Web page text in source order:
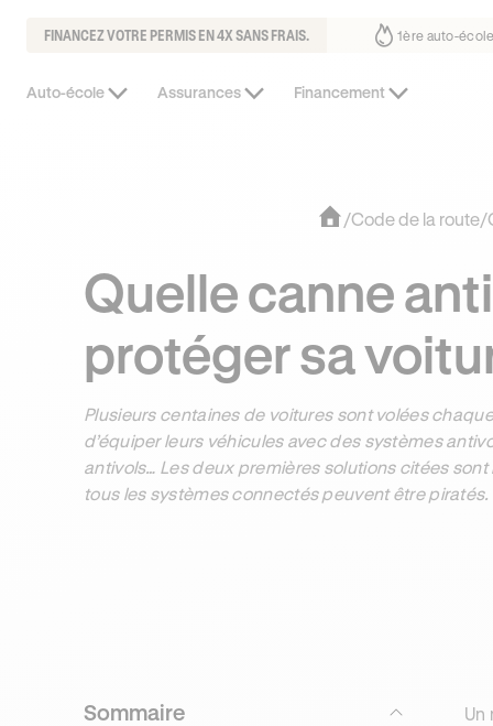
FINANCEZ VOTRE PERMIS EN 4X SANS FRAIS.
déjà confiance 30% moins chère que l’auto-école de votre
Auto-école Assurances Financement
/Code de la route/
Quelle canne
protéger sa
Plusieurs centaines de voitures sont volées
d’équiper leurs véhicules avec des systèmes
antivols… Les deux premières solutions citées
tous les systèmes connectés peuvent être piratés.
Sommaire
Un